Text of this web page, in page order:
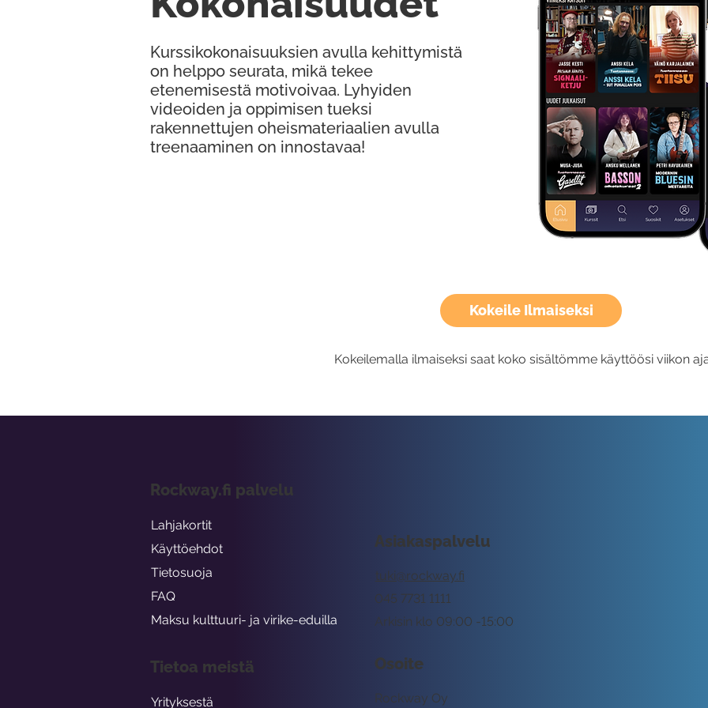
Kokeile Ilmaiseksi
Kokeilemalla ilmaiseksi saat koko sisältömme käyttöösi viikon
Kurssikokonaisuuksien avulla kehittymistä
on helppo seurata, mikä tekee
etenemisestä motivoivaa. Lyhyiden
videoiden ja oppimisen tueksi
rakennettujen oheismateriaalien avulla
treenaaminen on innostavaa!
Asiakaspalvelu
tuki@rockway.fi
Arkisin klo 09:00 -15:00
045 7731 1111
Osoite
Rockway Oy
Rockway.fi palvelu
Lahjakortit
Käyttöehdot
Tietosuoja
FAQ
Maksu kulttuuri- ja virike-eduilla
Tietoa meistä
Yrityksestä